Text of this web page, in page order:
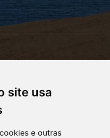
site usa
e outras
Ambiente
Econômico